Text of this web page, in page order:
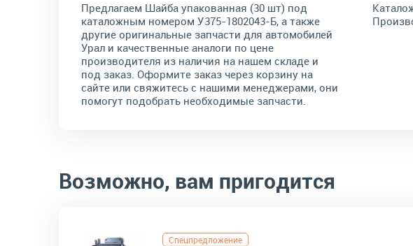
Предлагаем Шайба упакованная (30 шт) под
каталожным номером У375-1802043-Б, а также
другие оригинальные запчасти для автомобилей
Урал и качественные аналоги по цене
производителя из наличия на нашем складе и
под заказ. Оформите заказ через корзину на
сайте или свяжитесь с нашими менеджерами, они
помогут подобрать необходимые запчасти.
Возможно, вам пригодится
Спецпредложение